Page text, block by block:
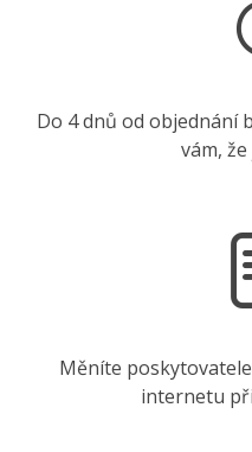
Do 4 dnů od objednání
vám,
Měníte
internetu